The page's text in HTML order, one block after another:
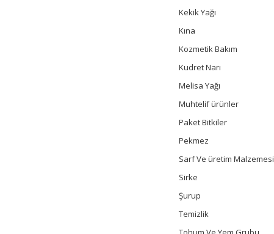
Kekik Yağı
Kına
Kozmetik Bakım
Kudret Narı
Melisa Yağı
Muhtelif ürünler
Paket Bitkiler
Pekmez
Sarf Ve üretim Malzemesi
Sirke
Şurup
Temizlik